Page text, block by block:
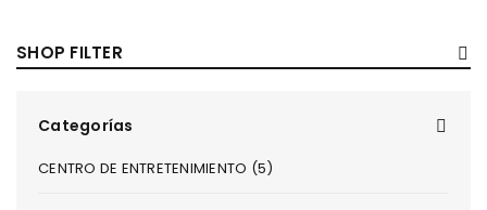
SHOP FILTER
Categorías
CENTRO DE ENTRETENIMIENTO (5)